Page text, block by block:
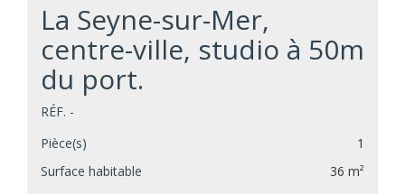
La Seyne-sur-Mer,
centre-ville, studio à 50m
du port.
RÉF. -
Pièce(s)
1
Surface habitable
36 m²